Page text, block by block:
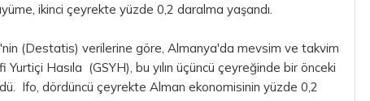
ikinci çeyrekte yüzde 0,2 daralma yaşandı.
(Destatis) verilerine göre, Almanya'da mevsim ve takvim
Yurtiçi Hasıla (GSYH), bu yılın üçüncü çeyreğinde bir önceki
Ifo, dördüncü çeyrekte Alman ekonomisinin yüzde 0,2